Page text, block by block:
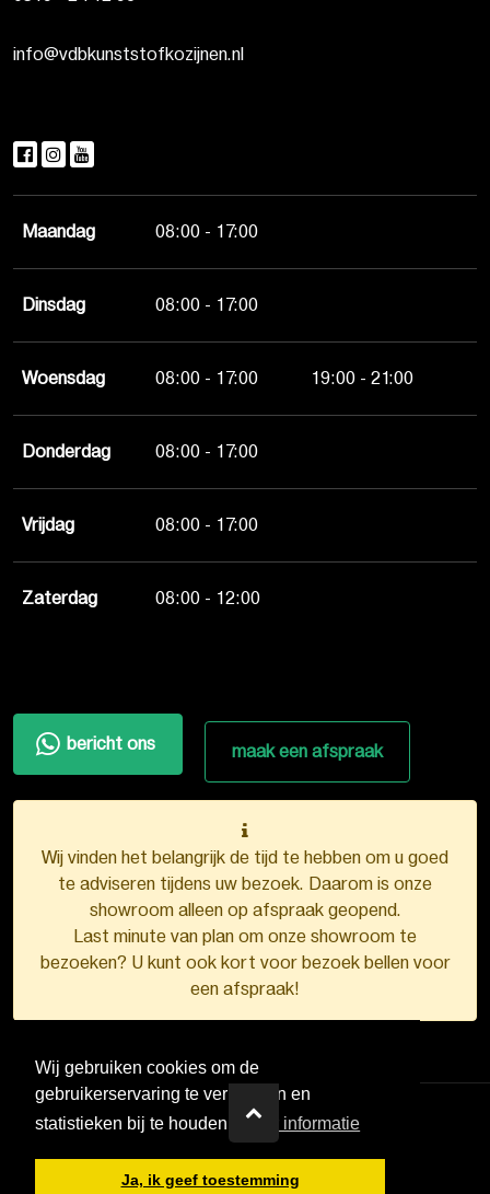
Wij gebruiken cookies om de
gebruikerservaring te verbeteren en
statistieken bij te houden.
Meer informatie
Ja, ik geef toestemming
info@vdbkunststofkozijnen.nl
Maandag 08:00 - 17:00
Dinsdag 08:00 - 17:00
Woensdag 08:00 - 17:00 19:00 - 21:00
Donderdag 08:00 - 17:00
Vrijdag 08:00 - 17:00
Zaterdag 08:00 - 12:00
bericht ons maak een afspraak
Wij vinden het belangrijk de tijd te hebben om u goed
te adviseren tijdens uw bezoek. Daarom is onze
showroom alleen op afspraak geopend.
Last minute van plan om onze showroom te
bezoeken? U kunt ook kort voor bezoek bellen voor
een afspraak!
Ontwerp en realisatie door